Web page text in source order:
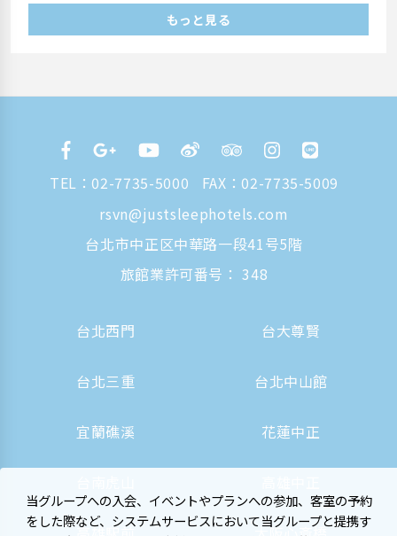
もっと見る
TEL： 02-7735-5000
FAX：02-7735-5009
rsvn@justsleephotels.com
台北市中正区中華路一段41号5階
旅館業許可番号： 348
台北西門 台大尊賢
台北三重 台北中山館
宜蘭礁溪 花蓮中正
当グループへの入会、イベントやプランへの参加、客室の予約
をした際など、システムサービスにおいて当グループと提携す